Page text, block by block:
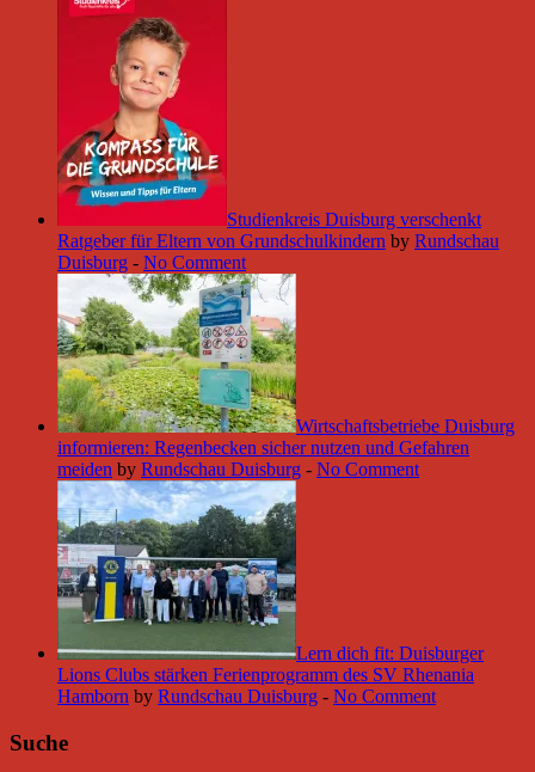
Studienkreis Duisburg verschenkt
Ratgeber für Eltern von Grundschulkindern by Rundschau
Duisburg - No Comment
Wirtschaftsbetriebe Duisburg
informieren: Regenbecken sicher nutzen und Gefahren
meiden by Rundschau Duisburg - No Comment
Lern dich fit: Duisburger
Lions Clubs stärken Ferienprogramm des SV Rhenania
Hamborn by Rundschau Duisburg - No Comment
Suche